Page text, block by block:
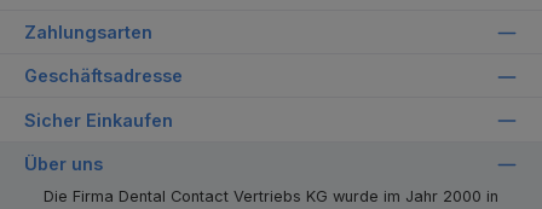
Zahlungsarten
Geschäftsadresse
Sicher Einkaufen
Über uns
Die Firma Dental Contact Vertriebs KG wurde im Jahr 2000 in